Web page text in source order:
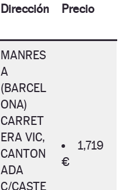
Dirección Precio
MANRES
A
(BARCEL
ONA)
CARRET
ERA VIC,
CANTON
ADA
C/CASTE
1,719
€